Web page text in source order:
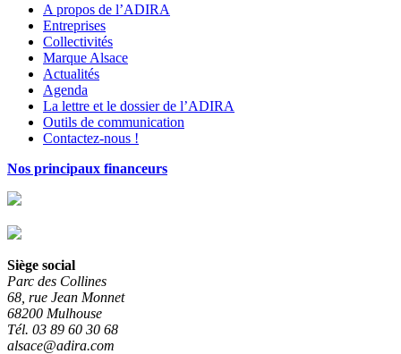
A propos de l’ADIRA
Entreprises
Collectivités
Marque Alsace
Actualités
Agenda
La lettre et le dossier de l’ADIRA
Outils de communication
Contactez-nous !
Nos principaux financeurs
Siège social
Parc des Collines
68, rue Jean Monnet
68200 Mulhouse
Tél. 03 89 60 30 68
alsace@adira.com